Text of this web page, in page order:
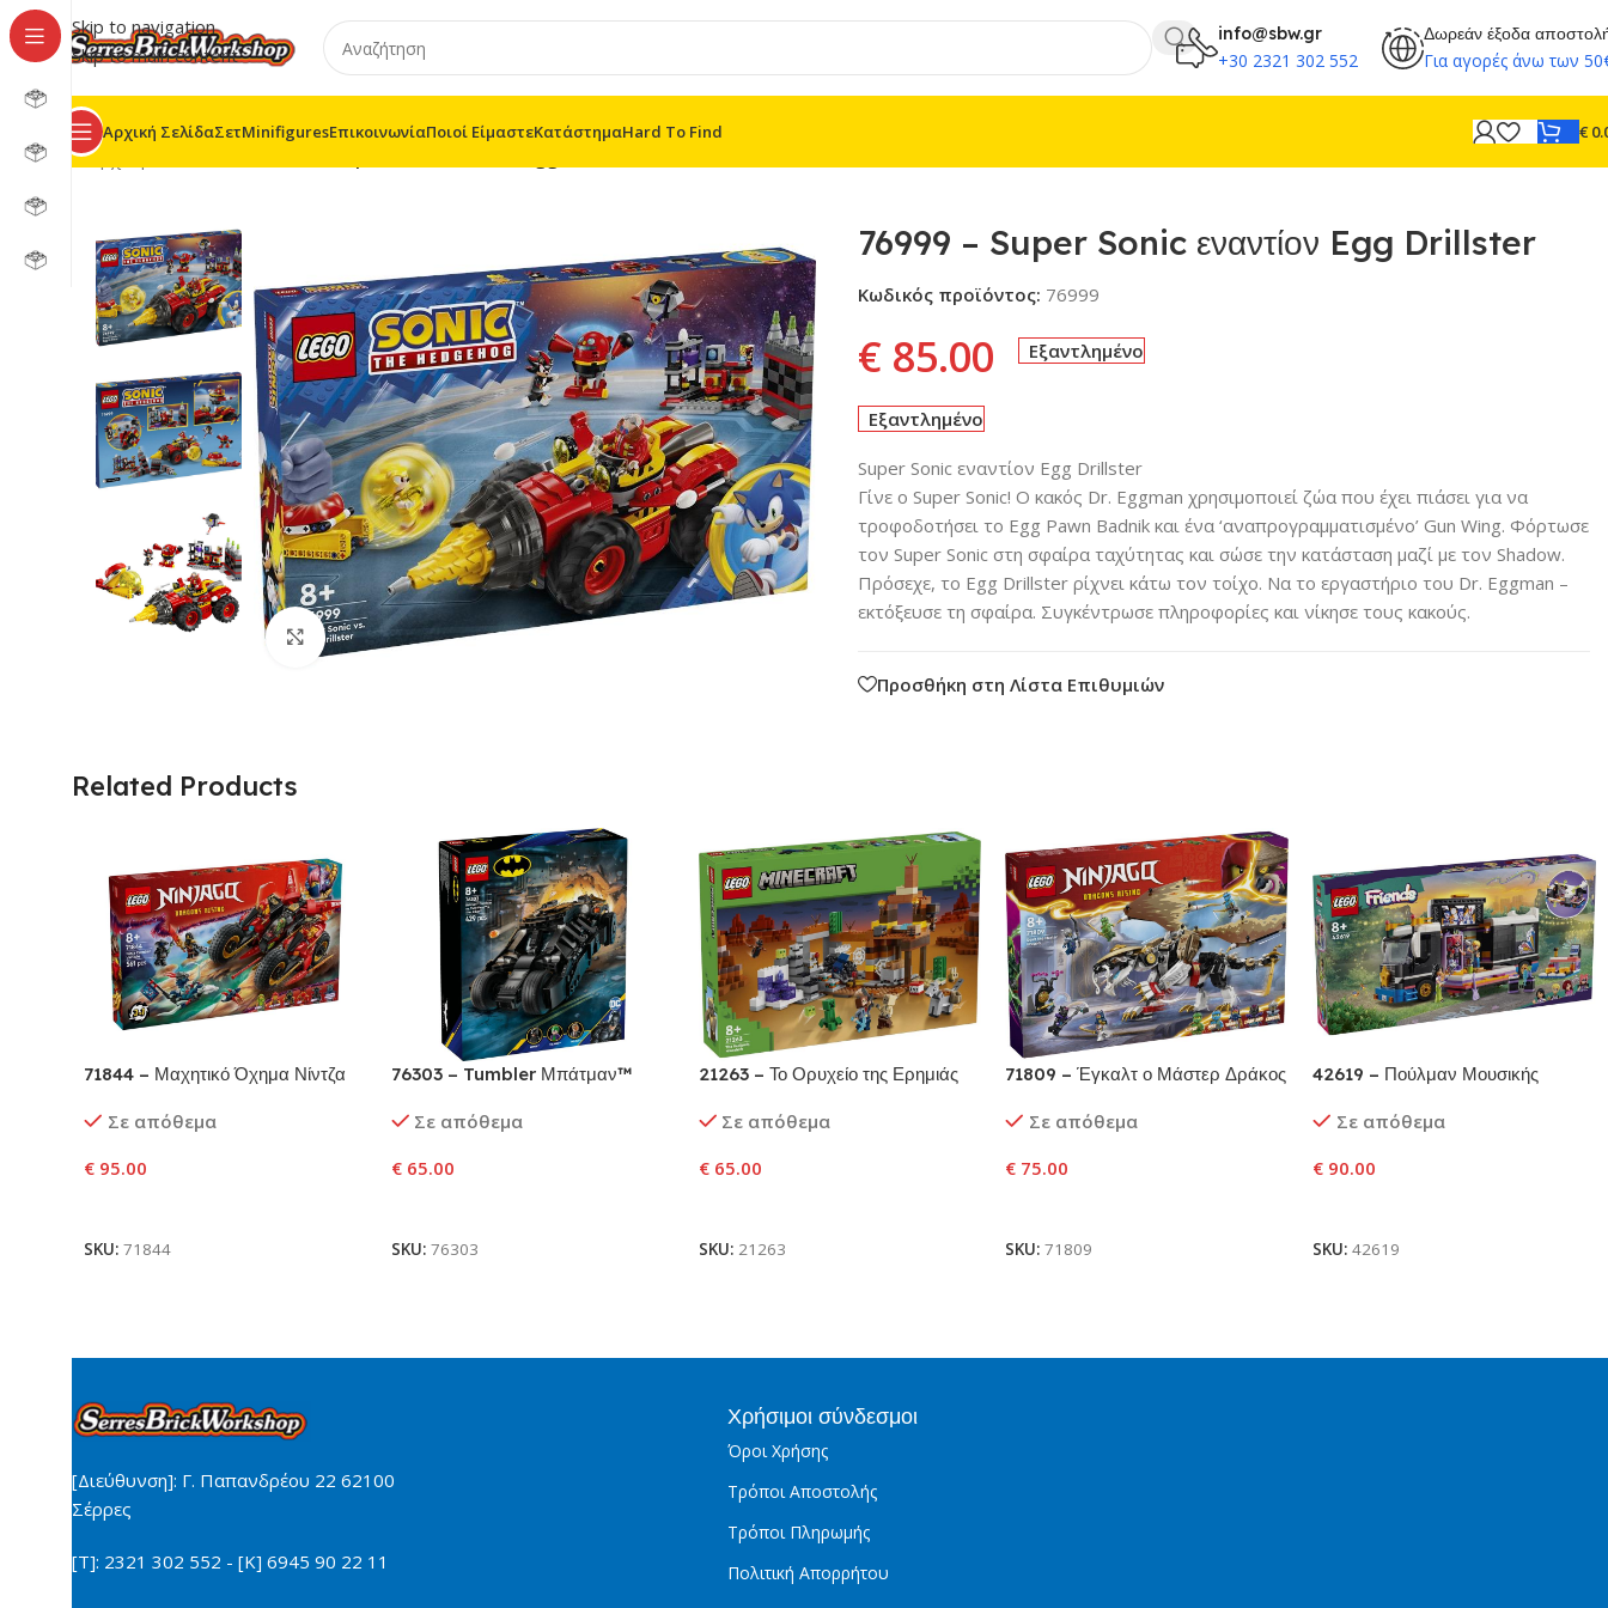
Skip to navigation
Skip to main content
info@sbw.gr
+30 2321 302 552
Δωρεάν έξοδα
Για αγορές άνω των
Αρχική ΣελίδαΣετMinifiguresΕπικοινωνίαΠοιοί ΕίμαστεΚατάστημαHard To Find €
Αρχική σελίδα
Click to enlarge
76999 – Super Sonic εναντίον Egg Drillster
Κωδικός προϊόντος: 76999
€85.00 Εξαντλημένο
Εξαντλημένο
Super Sonic εναντίον Egg Drillster
Γίνε ο Super Sonic! Ο κακός Dr. Eggman χρησιμοποιεί ζώα που έχει πιάσει για να
τροφοδοτήσει το Egg Pawn Badnik και ένα ‘αναπρογραμματισμένο’ Gun Wing. Φόρτωσε
τον Super Sonic στη σφαίρα ταχύτητας και σώσε την κατάσταση μαζί με τον Shadow.
Πρόσεχε, το Egg Drillster ρίχνει κάτω τον τοίχο. Να το εργαστήριο του Dr. Eggman –
εκτόξευσε τη σφαίρα. Συγκέντρωσε πληροφορίες και νίκησε τους κακούς.
Προσθήκη στη Λίστα Επιθυμιών
Related Products
71844 – Μαχητικό Όχημα Νίντζα
Σε απόθεμα
€ 95.00
SKU: 71844
76303 – Tumbler Μπάτμαν™
Τζόκερ™
Σε απόθεμα
€65.00
SKU: 76303
21263 – Το Ορυχείο της Ερημιάς
Σε απόθεμα
€65.00
SKU: 21263
71809 – Έγκαλτ ο Μάστερ Δράκος
Σε απόθεμα
€ 75.00
SKU:71809
42619 – Πούλμαν Μουσικής
Σε απόθεμα
€ 90.00
SKU:42619
[Διεύθυνση]: Γ. Παπανδρέου 22 62100
Σέρρες
[Τ]: 2321 302 552 - [Κ] 6945 90 22 11
Χρήσιμοι σύνδεσμοι
Όροι Χρήσης
Τρόποι Αποστολής
Τρόποι Πληρωμής
Πολιτική Απορρήτου